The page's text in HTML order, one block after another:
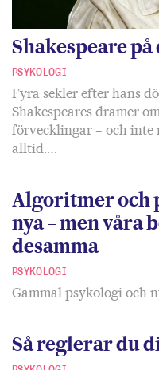
Shakespeare
PSYKOLOGI
Fyra sekler efter hans
Shakespeares dramer
förvecklingar – och inte
alltid.…
Algoritmer och
nya – men våra
desamma
PSYKOLOGI
Gammal psykologi och
Så reglerar du